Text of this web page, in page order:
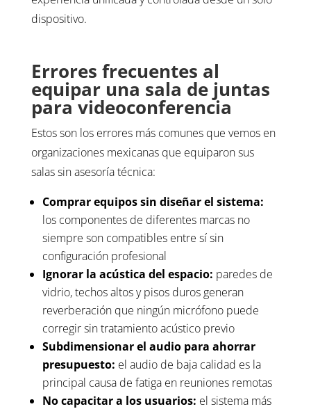
dispositivo.
Errores frecuentes al
equipar una sala de juntas
para videoconferencia
Estos son los errores más comunes que vemos en
organizaciones mexicanas que equiparon sus
salas sin asesoría técnica:
Comprar equipos sin diseñar el sistema:
los componentes de diferentes marcas no
siempre son compatibles entre sí sin
configuración profesional
Ignorar la acústica del espacio: paredes de
vidrio, techos altos y pisos duros generan
reverberación que ningún micrófono puede
corregir sin tratamiento acústico previo
Subdimensionar el audio para ahorrar
presupuesto: el audio de baja calidad es la
principal causa de fatiga en reuniones remotas
No capacitar a los usuarios: el sistema más